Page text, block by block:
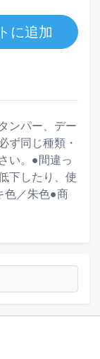
に追加
ンパー、デー
ず同じ種類・
い。●間違っ
下したり、使
色／朱色●商